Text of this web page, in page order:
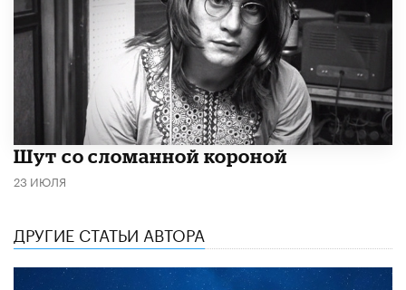
Шут со сломанной короной
23 ИЮЛЯ
ДРУГИЕ СТАТЬИ АВТОРА